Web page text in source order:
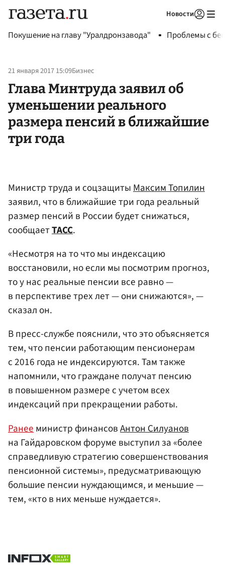
Новости
Покушение на главу "Уралдронзавода" Проблемы с
21 января 2017 15:09Бизнес
Глава Минтруда заявил об
уменьшении реального
размера пенсий в ближайшие
три года
Министр труда и соцзащитыМаксим Топилин
заявил, что в ближайшие три года реальный
размер пенсий в России будет снижаться,
сообщаетТАСС.
«Несмотря на то что мы индексацию
восстановили, но если мы посмотрим прогноз,
то у нас реальные пенсии все равно —
в перспективе трех лет — они снижаются», —
сказал он.
В пресс-службе пояснили, что это объясняется
тем, что пенсии работающим пенсионерам
с 2016 года не индексируются. Там также
напомнили, что граждане получат пенсию
в повышенном размере с учетом всех
индексаций при прекращении работы.
Ранее министр финансовАнтон Силуанов
на Гайдаровском форуме выступил за «более
справедливую стратегию совершенствования
пенсионной системы», предусматривающую
большие пенсии нуждающимся, и меньшие —
тем, «кто в них меньше нуждается».